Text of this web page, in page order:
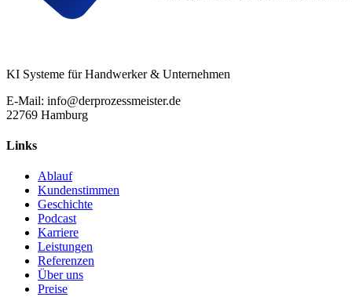
KI Systeme für Handwerker & Unternehmen
E-Mail: info@derprozessmeister.de
22769 Hamburg
Links
Ablauf
Kundenstimmen
Geschichte
Podcast
Karriere
Leistungen
Referenzen
Über uns
Preise